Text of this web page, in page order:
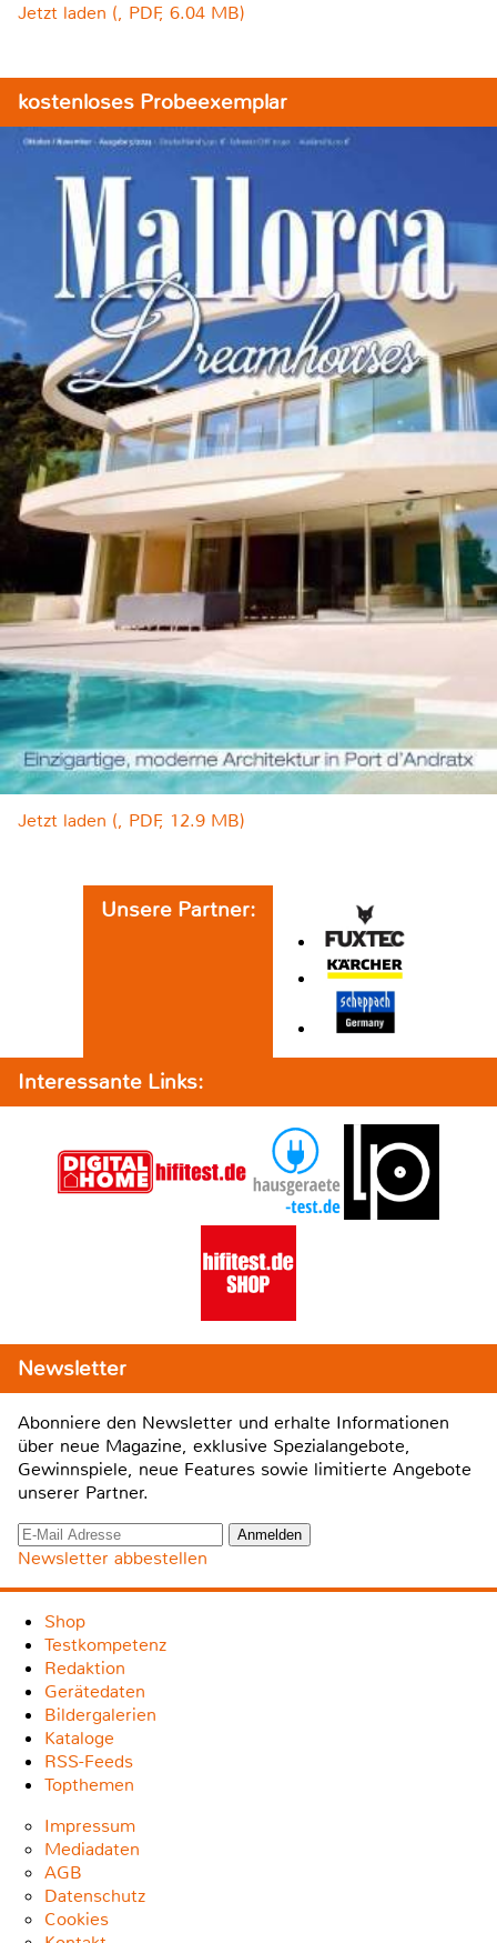
Jetzt laden (, PDF, 6.04 MB)
kostenloses Probeexemplar
Jetzt laden (, PDF, 12.9 MB)
Unsere Partner:
Interessante Links:
Newsletter
Abonniere den Newsletter und erhalte Informationen
über neue Magazine, exklusive Spezialangebote,
Gewinnspiele, neue Features sowie limitierte Angebote
unserer Partner.
Newsletter abbestellen
Shop
Testkompetenz
Redaktion
Gerätedaten
Bildergalerien
Kataloge
RSS-Feeds
Topthemen
Impressum
Mediadaten
AGB
Datenschutz
Cookies